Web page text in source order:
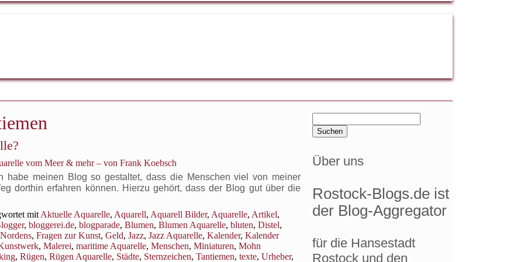
vom Meer & mehr – von Frank Koebsch
habe meinen Blog so gestaltet, dass die Menschen viel von meiner
dorthin erfahren können. Hierzu gehört, dass der Blog gut über die
mit Aktuelle Aquarelle, Aquarell, Aquarell Bilder, Aquarelle, Artikel,
, bloggerei.de, blogparade, Blumen, Blumen Aquarelle, bluten, Distel,
, Fragen zur Kunst, Geld, Jazz, Jazz Aquarelle, Kalender, Kalender
, Malerei, maritime Aquarelle, Menschen, Miniaturen, Mohn
, Rügen, Rügen Aquarelle, Städte, Sternzeichen, Tantiemen, texte, Urheber,
nach:
Über uns
Rostock-Blogs.de ist
der Blog-Aggregator
für die Hansestadt
Rostock und den